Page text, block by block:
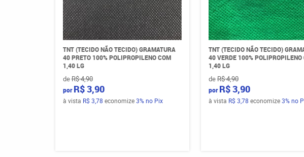
TNT (TECIDO NÃO TECIDO) GRAMATURA
40 PRETO 100% POLIPROPILENO COM
1,40 LG
deR$ 4,90
por R$ 3,90
à vista R$ 3,78 economize3% no Pix
TNT (TECIDO NÃO TECIDO)
40 VERDE 100% POLIPROPILENO
1,40 LG
deR$ 4,90
por R$ 3,90
à vista R$ 3,78 economize3%no